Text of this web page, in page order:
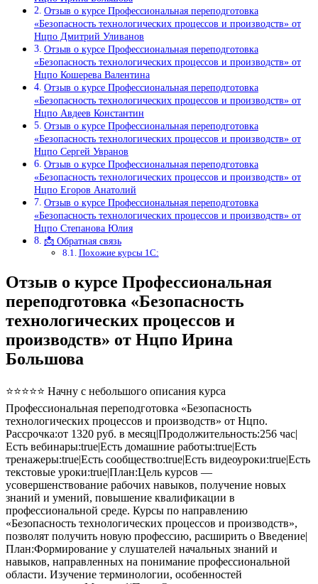
Отзыв о курсе Профессиональная переподготовка
«Безопасность технологических процессов и производств» от
Нцпо Дмитрий Уливанов
Отзыв о курсе Профессиональная переподготовка
«Безопасность технологических процессов и производств» от
Нцпо Кошерева Валентина
Отзыв о курсе Профессиональная переподготовка
«Безопасность технологических процессов и производств» от
Нцпо Авдеев Константин
Отзыв о курсе Профессиональная переподготовка
«Безопасность технологических процессов и производств» от
Нцпо Сергей Увранов
Отзыв о курсе Профессиональная переподготовка
«Безопасность технологических процессов и производств» от
Нцпо Егоров Анатолий
Отзыв о курсе Профессиональная переподготовка
«Безопасность технологических процессов и производств» от
Нцпо Степанова Юлия
📩 Обратная связь
Похожие курсы 1С:
Отзыв о курсе Профессиональная
переподготовка «Безопасность
технологических процессов и
производств» от Нцпо Ирина
Большова
⭐⭐⭐⭐⭐ Начну с небольшого описания курса
Профессиональная переподготовка «Безопасность
технологических процессов и производств» от Нцпо.
Рассрочка:от 1320 руб. в месяц|Продолжительность:256 час|
Есть вебинары:true|Есть домашние работы:true|Есть
тренажеры:true|Есть сообщество:true|Есть видеоуроки:true|Есть
текстовые уроки:true|План:Цель курсов —
усовершенствование рабочих навыков, получение новых
знаний и умений, повышение квалификации в
профессиональной среде. Курсы по направлению
«Безопасность технологических процессов и производств»,
позволят получить новую профессию, расширить о Введение|
План:Формирование у слушателей начальных знаний и
навыков, направленных на понимание профессиональной
области. Изучение терминологии, особенностей